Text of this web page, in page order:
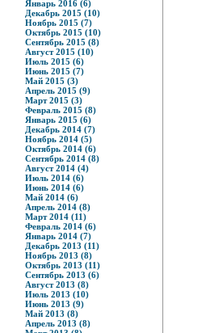
Январь 2016 (6)
Декабрь 2015 (10)
Ноябрь 2015 (7)
Октябрь 2015 (10)
Сентябрь 2015 (8)
Август 2015 (10)
Июль 2015 (6)
Июнь 2015 (7)
Май 2015 (3)
Апрель 2015 (9)
Март 2015 (3)
Февраль 2015 (8)
Январь 2015 (6)
Декабрь 2014 (7)
Ноябрь 2014 (5)
Октябрь 2014 (6)
Сентябрь 2014 (8)
Август 2014 (4)
Июль 2014 (6)
Июнь 2014 (6)
Май 2014 (6)
Апрель 2014 (8)
Март 2014 (11)
Февраль 2014 (6)
Январь 2014 (7)
Декабрь 2013 (11)
Ноябрь 2013 (8)
Октябрь 2013 (11)
Сентябрь 2013 (6)
Август 2013 (8)
Июль 2013 (10)
Июнь 2013 (9)
Май 2013 (8)
Апрель 2013 (8)